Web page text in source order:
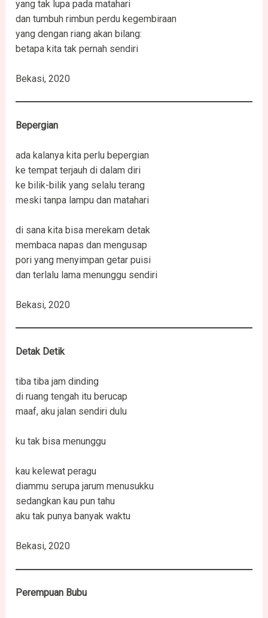
yang tak lupa pada matahari
dan tumbuh rimbun perdu kegembiraan
yang dengan riang akan bilang:
betapa kita tak pernah sendiri
Bekasi, 2020
Bepergian
ada kalanya kita perlu bepergian
ke tempat terjauh di dalam diri
ke bilik-bilik yang selalu terang
meski tanpa lampu dan matahari
di sana kita bisa merekam detak
membaca napas dan mengusap
pori yang menyimpan getar puisi
dan terlalu lama menunggu sendiri
Bekasi, 2020
Detak Detik
tiba tiba jam dinding
di ruang tengah itu berucap
maaf, aku jalan sendiri dulu
ku tak bisa menunggu
kau kelewat peragu
diammu serupa jarum menusukku
sedangkan kau pun tahu
aku tak punya banyak waktu
Bekasi, 2020
Perempuan Bubu